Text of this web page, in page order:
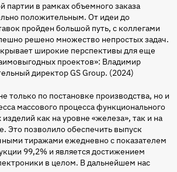
партии в рамках объемного заказа
положительным. От идеи до
пройден большой путь, с коллегами
решено множество непростых задач.
широкие перспективы для еще
проектов»: Владимир
директор GS Group. (2024)
только по постановке производства, но и
массового процесса функционального
как на уровне «железа», так и на
Это позволило обеспечить выпуск
тиражами ежедневно с показателем
99,2% и является достижением
в целом. В дальнейшем нас